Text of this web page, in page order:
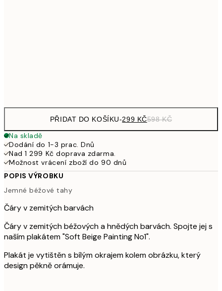
PŘIDAT DO KOŠÍKU-299 KČ598 KČ
Na skladě
Dodání do 1-3 prac. Dnů
Nad 1 299 Kč doprava zdarma.
Možnost vrácení zboží do 90 dnů
POPIS VÝROBKU
Jemné béžové tahy
Čáry v zemitých barvách
Čáry v zemitých béžových a hnědých barvách. Spojte jej s
naším plakátem "Soft Beige Painting No1".
Plakát je vytištěn s bílým okrajem kolem obrázku, který
design pěkně orámuje.